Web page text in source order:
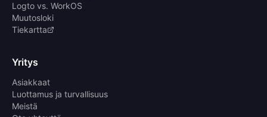
Logto vs. WorkOS
Muutosloki
Tiekartta
Yritys
Asiakkaat
Luottamus ja turvallisuus
Meistä